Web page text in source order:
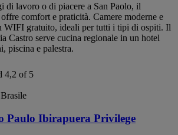
di lavoro o di piacere a San Paolo, il
comfort e praticità. Camere moderne e
WIFI gratuito, ideali per tutti i tipi di ospiti. Il
Castro serve cucina regionale in un hotel
piscina e palestra.
4,2 of 5
Paulo Ibirapuera Privilege